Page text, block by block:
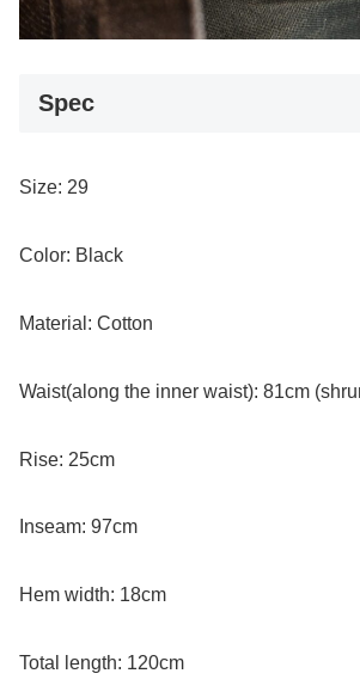
Spec
Size: 29
Color: Black
Material: Cotton
Waist(along the inner waist): 81cm
Rise: 25cm
Inseam: 97cm
Hem width: 18cm
Total length: 120cm